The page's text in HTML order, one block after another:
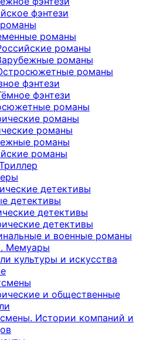
фэнтези
романы
романы
романы
романы
фэнтези
фэнтези
романы
романы
романы
романы
романы
детективы
детективы
детективы
детективы
и военные романы
Мемуары
культуры и искусства
и общественные
Истории компаний и